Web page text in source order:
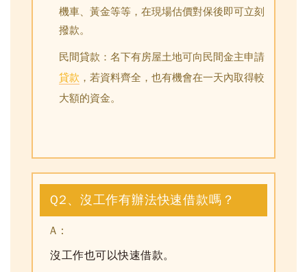
機車、黃金等等，在現場估價對保後即可立刻
撥款。
民間貸款：名下有房屋土地可向民間金主申請
貸款 ，若資料齊全，也有機會在一天內取得較
大額的資金。
Q2、沒工作有辦法快速借款嗎？
A：
沒工作也可以快速借款。